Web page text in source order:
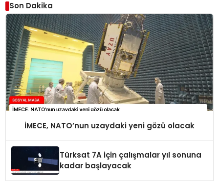
Son Dakika
İMECE, NATO’nun uzaydaki yeni gözü olacak
Türksat 7A için çalışmalar yıl sonuna
kadar başlayacak